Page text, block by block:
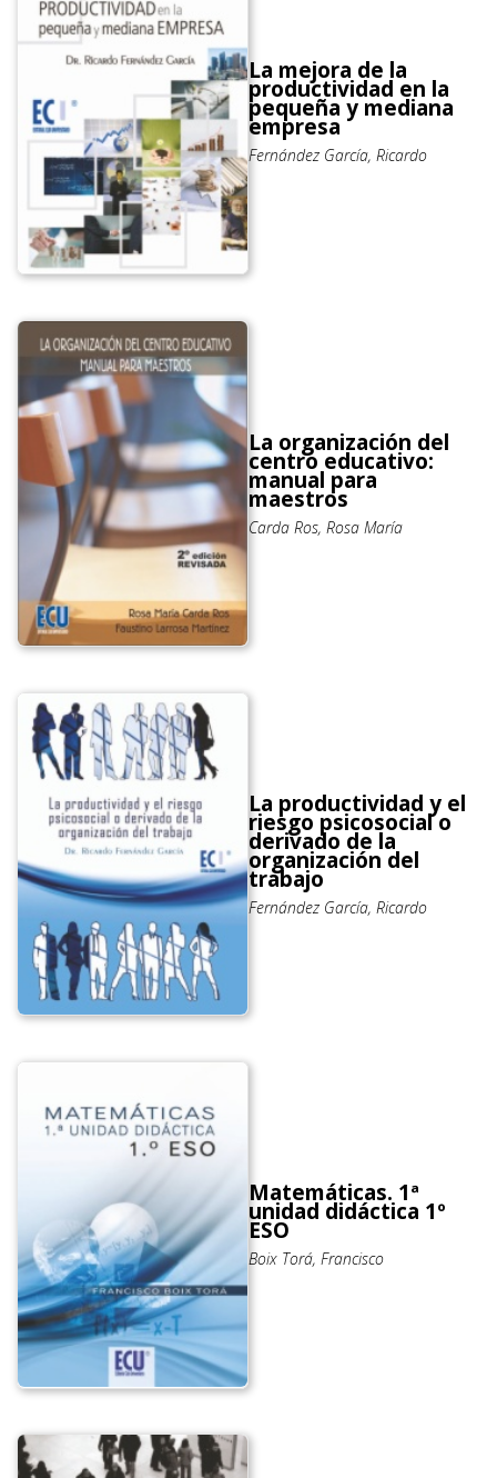
La mejora de la
productividad en la
pequeña y mediana
empresa
Fernández García, Ricardo
La organización del
centro educativo:
manual para
maestros
Carda Ros, Rosa María
La productividad y el
riesgo psicosocial o
derivado de la
organización del
trabajo
Fernández García, Ricardo
Matemáticas. 1ª
unidad didáctica 1º
ESO
Boix Torá, Francisco